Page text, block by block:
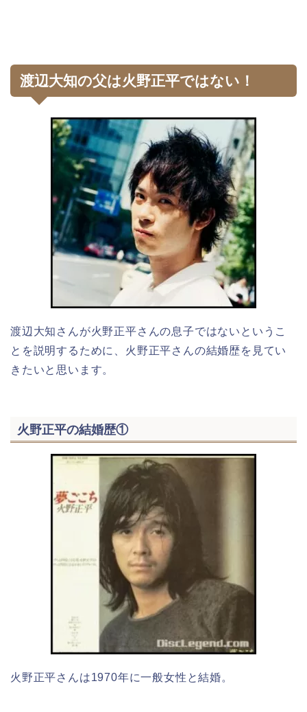
渡辺大知の父は火野正平ではない！
渡辺大知さんが火野正平さんの息子ではないというこ
とを説明するために、火野正平さんの結婚歴を見てい
きたいと思います。
火野正平の結婚歴①
火野正平さんは1970年に一般女性と結婚。